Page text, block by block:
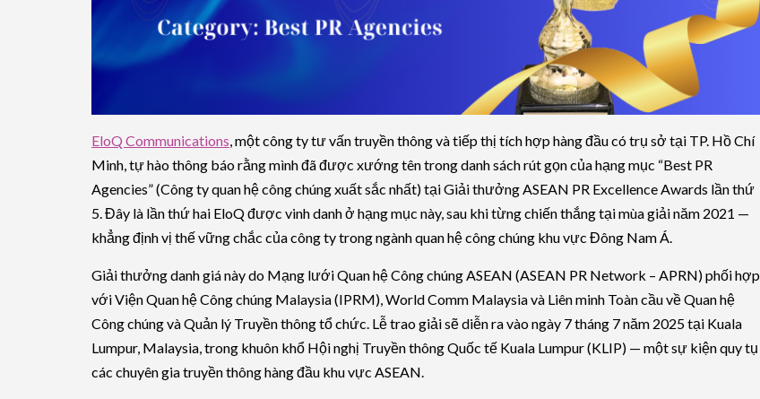
EloQ Communications, một công ty tư vấn truyền thông và tiếp thị tích hợp hàng đầu có trụ sở tại TP. Hồ Chí
Minh, tự hào thông báo rằng mình đã được xướng tên trong danh sách rút gọn của hạng mục “Best PR
Agencies” (Công ty quan hệ công chúng xuất sắc nhất) tại Giải thưởng ASEAN PR Excellence Awards lần thứ
5. Đây là lần thứ hai EloQ được vinh danh ở hạng mục này, sau khi từng chiến thắng tại mùa giải năm 2021 —
khẳng định vị thế vững chắc của công ty trong ngành quan hệ công chúng khu vực Đông Nam Á.
Giải thưởng danh giá này do Mạng lưới Quan hệ Công chúng ASEAN (ASEAN PR Network – APRN) phối hợp
với Viện Quan hệ Công chúng Malaysia (IPRM), World Comm Malaysia và Liên minh Toàn cầu về Quan hệ
Công chúng và Quản lý Truyền thông tổ chức. Lễ trao giải sẽ diễn ra vào ngày 7 tháng 7 năm 2025 tại Kuala
Lumpur, Malaysia, trong khuôn khổ Hội nghị Truyền thông Quốc tế Kuala Lumpur (KLIP) — một sự kiện quy tụ
các chuyên gia truyền thông hàng đầu khu vực ASEAN.